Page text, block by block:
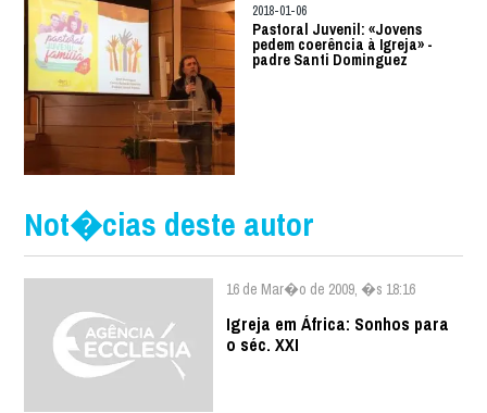
2018-01-06
Pastoral Juvenil: «Jovens
pedem coerência à Igreja» -
padre Santi Dominguez
Not�cias deste autor
16 de Mar�o de 2009, �s 18:16
Igreja em África: Sonhos para
o séc. XXI